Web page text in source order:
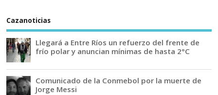
Cazanoticias
Llegará a Entre Ríos un refuerzo del frente de
frío polar y anuncian mínimas de hasta 2°C
Comunicado de la Conmebol por la muerte de
Jorge Messi